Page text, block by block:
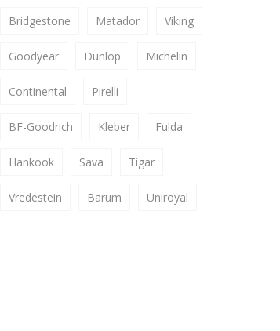
Bridgestone Matador Viking
Goodyear Dunlop Michelin
Continental Pirelli
BF-Goodrich Kleber Fulda
Hankook Sava Tigar
Vredestein Barum Uniroyal